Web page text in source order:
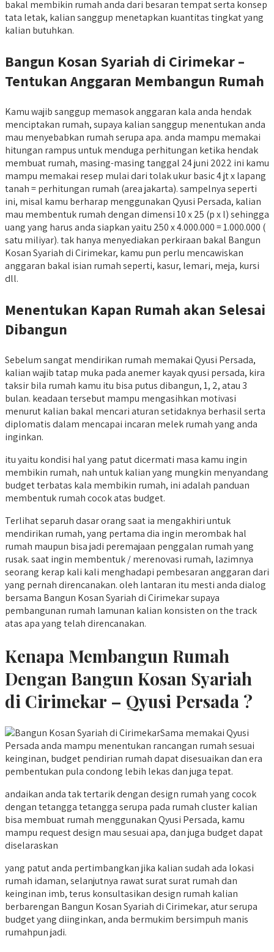
bakal membikin rumah anda dari besaran tempat serta konsep
tata letak, kalian sanggup menetapkan kuantitas tingkat yang
kalian butuhkan.
Bangun Kosan Syariah di Cirimekar –
Tentukan Anggaran Membangun Rumah
Kamu wajib sanggup memasok anggaran kala anda hendak
menciptakan rumah, supaya kalian sanggup menentukan anda
mau menyebabkan rumah serupa apa. anda mampu memakai
hitungan rampus untuk menduga perhitungan ketika hendak
membuat rumah, masing-masing tanggal 24 juni 2022 ini kamu
mampu memakai resep mulai dari tolak ukur basic 4 jt x lapang
tanah = perhitungan rumah (area jakarta). sampelnya seperti
ini, misal kamu berharap menggunakan Qyusi Persada, kalian
mau membentuk rumah dengan dimensi 10 x 25 (p x l) sehingga
uang yang harus anda siapkan yaitu 250 x 4.000.000 = 1.000.000 (
satu miliyar). tak hanya menyediakan perkiraan bakal Bangun
Kosan Syariah di Cirimekar, kamu pun perlu mencawiskan
anggaran bakal isian rumah seperti, kasur, lemari, meja, kursi
dll.
Menentukan Kapan Rumah akan Selesai
Dibangun
Sebelum sangat mendirikan rumah memakai Qyusi Persada,
kalian wajib tatap muka pada anemer kayak qyusi persada, kira
taksir bila rumah kamu itu bisa putus dibangun, 1, 2, atau 3
bulan. keadaan tersebut mampu mengasihkan motivasi
menurut kalian bakal mencari aturan setidaknya berhasil serta
diplomatis dalam mencapai incaran melek rumah yang anda
inginkan.
itu yaitu kondisi hal yang patut dicermati masa kamu ingin
membikin rumah, nah untuk kalian yang mungkin menyandang
budget terbatas kala membikin rumah, ini adalah panduan
membentuk rumah cocok atas budget.
Terlihat separuh dasar orang saat ia mengakhiri untuk
mendirikan rumah, yang pertama dia ingin merombak hal
rumah maupun bisa jadi peremajaan penggalan rumah yang
rusak. saat ingin membentuk / merenovasi rumah, lazimnya
seorang kerap kali kali menghadapi pembesaran anggaran dari
yang pernah direncanakan. oleh lantaran itu mesti anda dialog
bersama Bangun Kosan Syariah di Cirimekar supaya
pembangunan rumah lamunan kalian konsisten on the track
atas apa yang telah direncanakan.
Kenapa Membangun Rumah
Dengan Bangun Kosan Syariah
di Cirimekar – Qyusi Persada ?
Sama memakai Qyusi
Persada anda mampu menentukan rancangan rumah sesuai
keinginan, budget pendirian rumah dapat disesuaikan dan era
pembentukan pula condong lebih lekas dan juga tepat.
andaikan anda tak tertarik dengan design rumah yang cocok
dengan tetangga tetangga serupa pada rumah cluster kalian
bisa membuat rumah menggunakan Qyusi Persada, kamu
mampu request design mau sesuai apa, dan juga budget dapat
diselaraskan
yang patut anda pertimbangkan jika kalian sudah ada lokasi
rumah idaman, selanjutnya rawat surat surat rumah dan
keinginan imb, terus konsultasikan design rumah kalian
berbarengan Bangun Kosan Syariah di Cirimekar, atur serupa
budget yang diinginkan, anda bermukim bersimpuh manis
rumahpun jadi.